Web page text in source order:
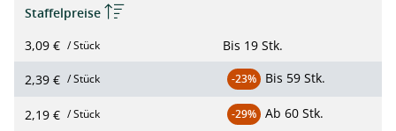
Staffelpreise
3,09 € / Stück Bis 19 Stk.
2,39 € / Stück -23% Bis 59 Stk.
2,19 € / Stück -29% Ab 60 Stk.